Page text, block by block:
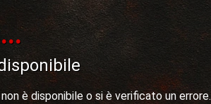
è disponibile o si è verificato un errore.